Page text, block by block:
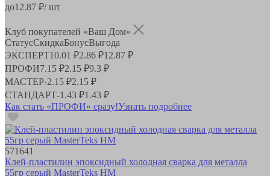
до12.87 ₽/ шт
Клуб покупателей «Ваш Дом»
СтатусСкидкаБонусВыгода
ЭКСПЕРТ10.01 ₽2.86 ₽12.87 ₽
ПРОФИ7.15 ₽2.15 ₽9.3 ₽
МАСТЕР-2.15 ₽2.15 ₽
СТАНДАРТ-1.43 ₽1.43 ₽
Как стать «ПРОФИ» сразу!Узнать подробнее
571641
Клей-пластилин эпоксидный холодная сварка для металла
55гр серый MasterTeks HM